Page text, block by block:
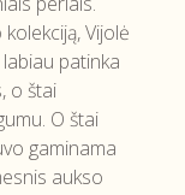
Vijolė
patinka
o štai
O štai
gaminama
aukso